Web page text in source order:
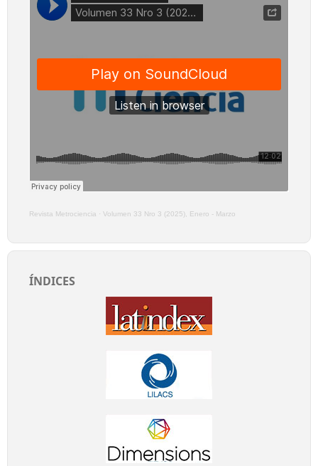
Revista Metrociencia · Volumen 33 Nro 3 (2025), Enero - Marzo
ÍNDICES